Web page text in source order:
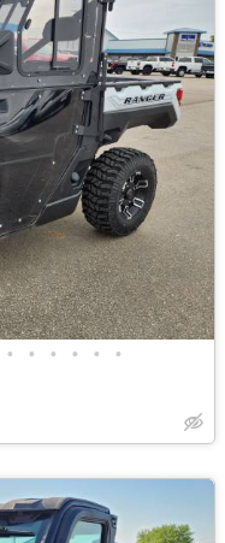
• • • • • •